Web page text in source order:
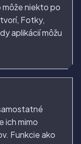
niekto po
Fotky,
aplikácií môžu
ich mimo
Funkcie ako